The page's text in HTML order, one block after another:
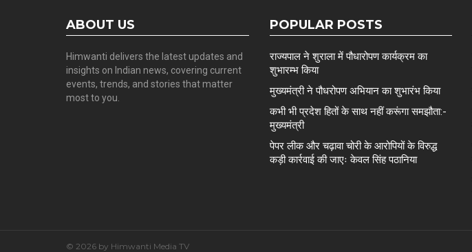
ABOUT US
Himwanti delivers the latest updates and
insights on Indian news, covering current
events, trends, and stories that matter
most to you.
POPULAR POSTS
राज्यपाल ने शुराला में पौधारोपण कार्यक्रम का
शुभारम्भ किया
मुख्यमंत्री ने पौधरोपण अभियान का शुभारंभ किया
कभी भी प्रदेश हितों के साथ नहीं करूंगा समझौता:-
मुख्यमंत्री
पेपर लीक और चढ़ावा चोरी के आरोपियों के विरुद्ध
कड़ी कार्रवाई की जाएः केवल सिंह पठानिया
© 2026 by Himwanti Media TV